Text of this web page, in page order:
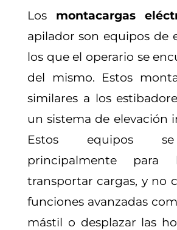
Losmontacargas
apilador son equipos de
los que el operario se
del mismo. Estos
similares a los
un sistema de elevación
Estos equipos
principalmente para
transportar cargas, y no
funciones avanzadas
mástil o desplazar las